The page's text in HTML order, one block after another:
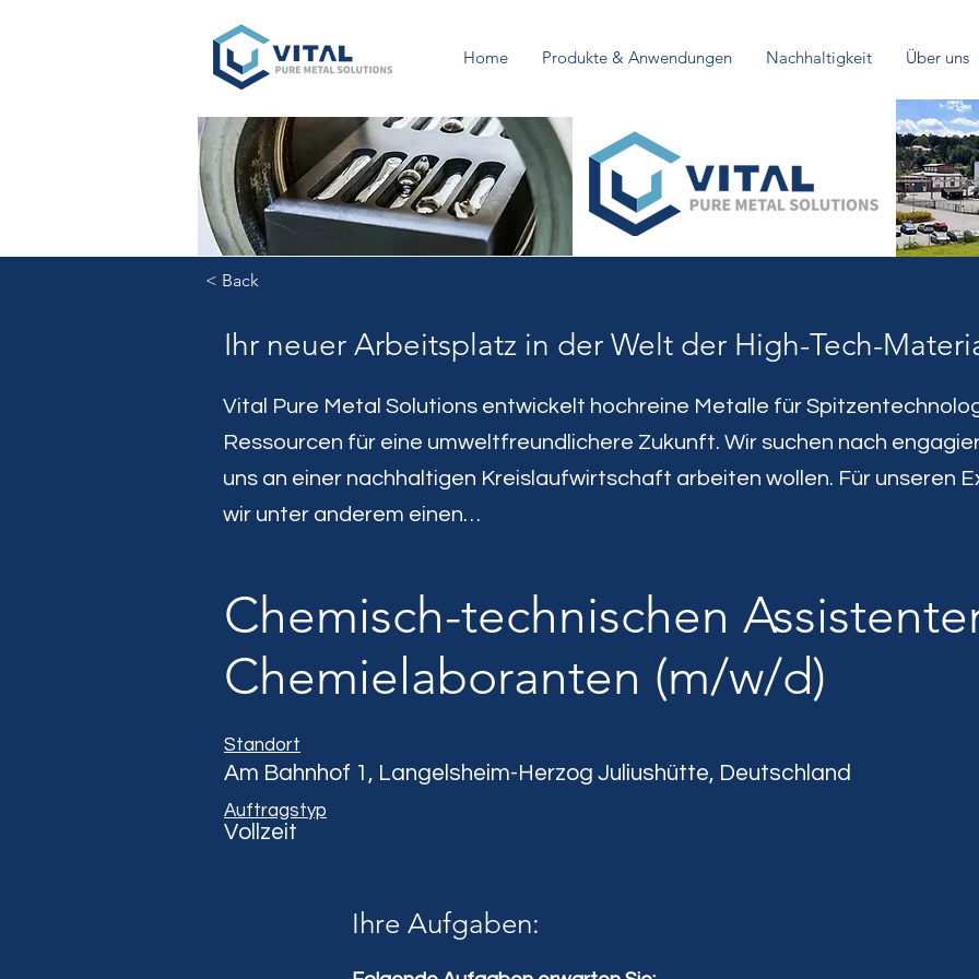
Home Produkte & Anwendungen Nachhaltigkeit Über uns
< Back
Ihr neuer Arbeitsplatz in der Welt der High-Tech-
Vital Pure Metal Solutions entwickelt hochreine Metalle für
Ressourcen für eine umweltfreundlichere Zukunft. Wir suchen nach
uns an einer nachhaltigen Kreislaufwirtschaft arbeiten wollen. Für unseren
wir unter anderem einen…
Chemisch-technischen
Chemielaboranten (m/w/d)
Standort
Am Bahnhof 1, Langelsheim-Herzog Juliushütte, Deutschland
Auftragstyp
Vollzeit
Ihre Aufgaben: